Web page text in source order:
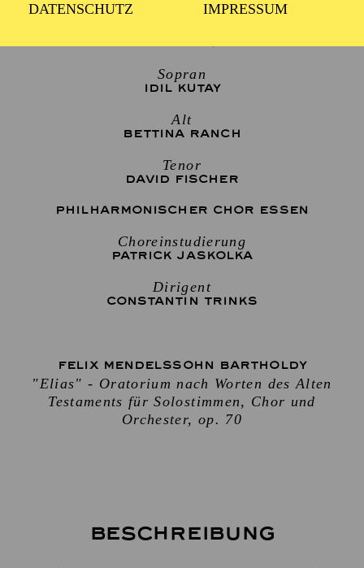
DATENSCHUTZ IMPRESSUM
Sopran
IDIL KUTAY
Alt
BETTINA RANCH
Tenor
DAVID FISCHER
PHILHARMONISCHER CHOR ESSEN
Choreinstudierung
PATRICK JASKOLKA
Dirigent
CONSTANTIN TRINKS
FELIX MENDELSSOHN BARTHOLDY
"Elias" - Oratorium nach Worten des Alten
Testaments für Solostimmen, Chor und
Orchester, op. 70
Beschreibung